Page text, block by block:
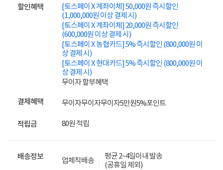
할인혜택
[토스페이 X 계좌이체] 50,000원 즉시할인
(1,000,000원 이상 결제 시)
[토스페이 X 계좌이체] 20,000원 즉시할인
(600,000원 이상 결제 시)
[토스페이 X 농협카드] 5% 즉시할인 (800,000원 이
상 결제 시)
[토스페이 X 현대카드] 5% 즉시할인 (800,000원 이
상 결제 시)
무이자 할부혜택
결제혜택 무이자무이자무이자5만원5%포인트
적립금 80원 적립
배송정보 업체직배송
평균 2~4일이내 발송
(공휴일 제외)